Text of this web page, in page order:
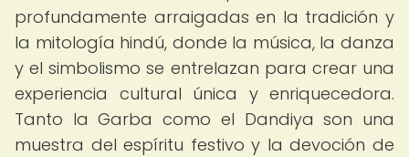
profundamente arraigadas en la tradición y
la mitología hindú, donde la música, la danza
y el simbolismo se entrelazan para crear una
experiencia cultural única y enriquecedora.
Tanto la Garba como el Dandiya son una
muestra del espíritu festivo y la devoción de